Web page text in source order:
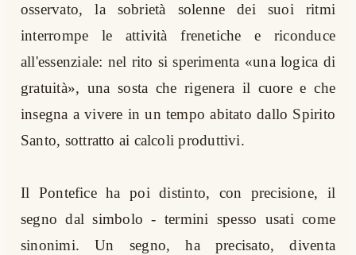
osservato, la sobrietà solenne dei suoi ritmi
interrompe le attività frenetiche e riconduce
all'essenziale: nel rito si sperimenta «una logica di
gratuità», una sosta che rigenera il cuore e che
insegna a vivere in un tempo abitato dallo Spirito
Santo, sottratto ai calcoli produttivi.
Il Pontefice ha poi distinto, con precisione, il
segno dal simbolo - termini spesso usati come
sinonimi. Un segno, ha precisato, diventa